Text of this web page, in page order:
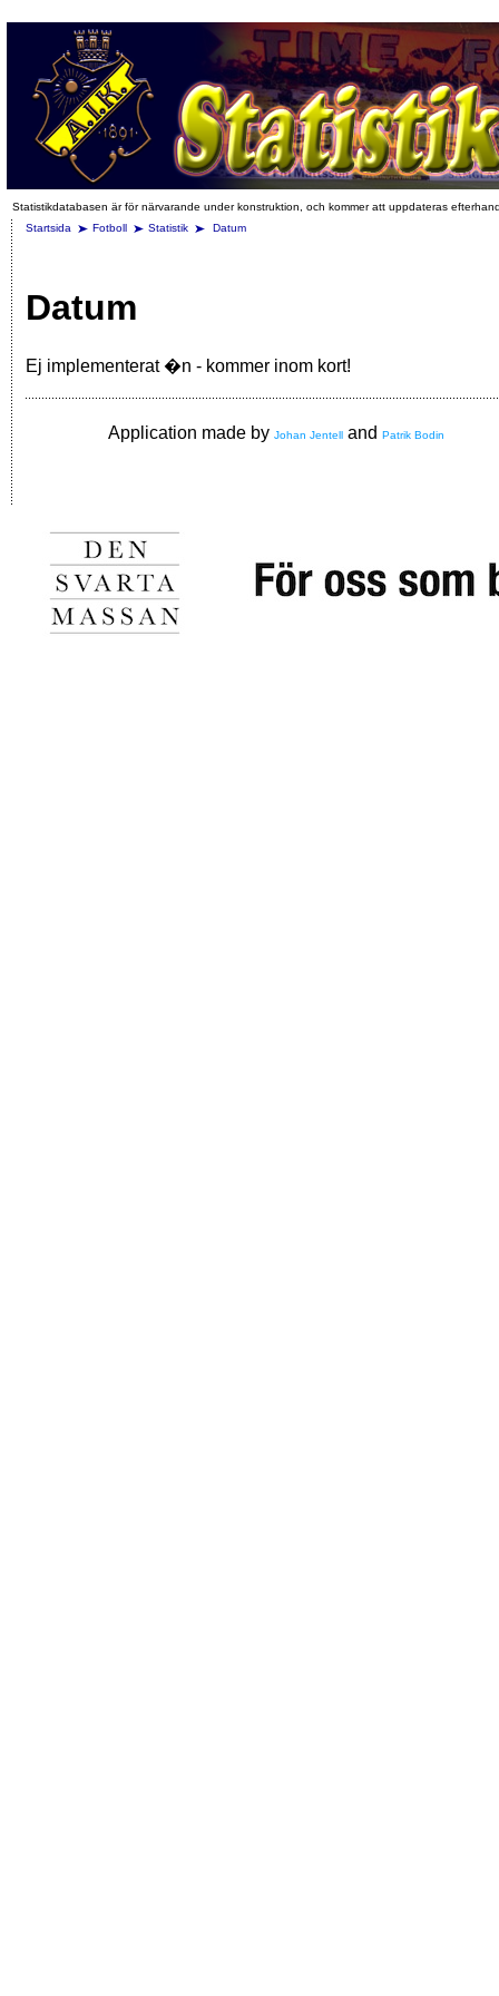
Statistikdatabasen är för närvarande under konstruktion, och kommer att uppdateras
Startsida
Fotboll Statistik Datum
Datum
Ej implementerat �n - kommer inom kort!
Application made by Johan Jentell and Patrik Bodin